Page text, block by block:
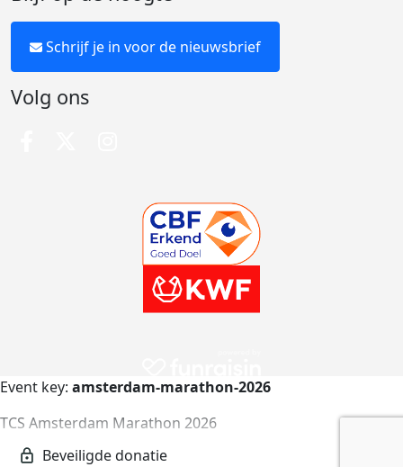
Schrijf je in voor de nieuwsbrief
Volg ons
Event key: amsterdam-marathon-2026
TCS Amsterdam Marathon 2026
amsterdam-marathon-2026